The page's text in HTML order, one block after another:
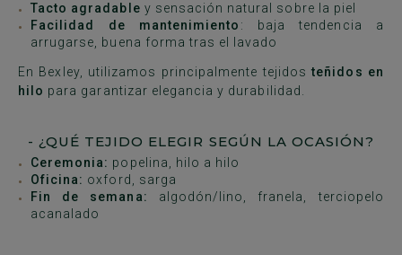
Tacto agradable y sensación natural sobre la piel
Facilidad de mantenimiento : baja tendencia a
arrugarse, buena forma tras el lavado
En Bexley, utilizamos principalmente tejidosteñidos en
hilo para garantizar elegancia y durabilidad.
- ¿QUÉ TEJIDO ELEGIR SEGÚN LA OCASIÓN?
Ceremonia: popelina, hilo a hilo
Oficina: oxford, sarga
Fin de semana: algodón/lino, franela, terciopelo
acanalado